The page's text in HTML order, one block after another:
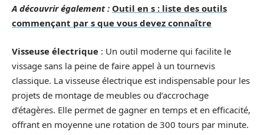
A découvrir également : Outil en s : liste des outils
commençant par s que vous devez connaître
Visseuse électrique : Un outil moderne qui facilite le
vissage sans la peine de faire appel à un tournevis
classique. La visseuse électrique est indispensable pour les
projets de montage de meubles ou d’accrochage
d’étagères. Elle permet de gagner en temps et en efficacité,
offrant en moyenne une rotation de 300 tours par minute.